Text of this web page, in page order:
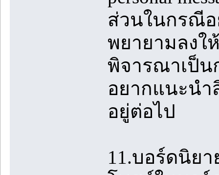
ส่วนในกรณีอ
พยายามลงใ
พิจารณาเป็น
อยากแนะนำ
อยู่ต่อไป
11.บอร์ดนิย